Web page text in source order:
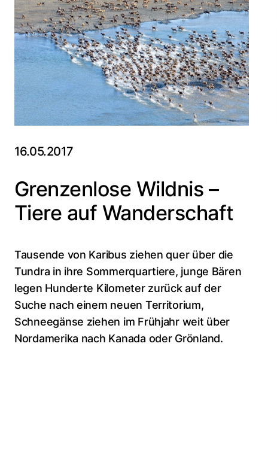
16.05.2017
Grenzenlose Wildnis –
Tiere auf Wanderschaft
Tausende von Karibus ziehen quer über die
Tundra in ihre Sommerquartiere, junge Bären
legen Hunderte Kilometer zurück auf der
Suche nach einem neuen Territorium,
Schneegänse ziehen im Frühjahr weit über
Nordamerika nach Kanada oder Grönland.